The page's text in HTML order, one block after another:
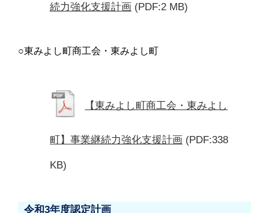
続力強化支援計画 (PDF:2 MB)
○東みよし町商工会・東みよし町
【東みよし町商工会・東みよし
町】事業継続力強化支援計画 (PDF:338
KB)
令和3年度認定計画